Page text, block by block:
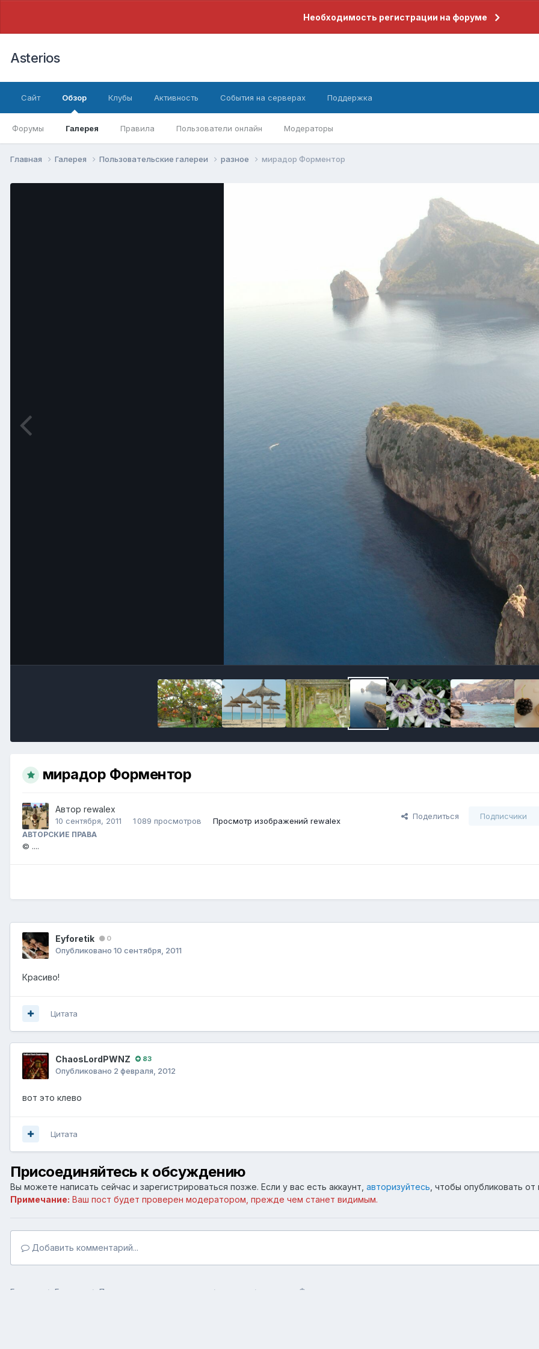
Необходимость регистрации на форуме
Asterios
Сайт Обзор
Форумы Галерея Правила Пользователи онлайн Модераторы
Клубы Активность События на серверах Поддержка
Главная Галерея Пользовательские галереи разное мирадор Форментор
мирадор Форментор
Автор rewalex
10 сентября, 2011 1 089 просмотров Просмотр изображений rewalex
Поделиться Подписчики
АВТОРСКИЕ ПРАВА
© ....
Eyforetik 0
Опубликовано 10 сентября, 2011
Красиво!
Цитата
ChaosLordPWNZ 83
Опубликовано 2 февраля, 2012
вот это клево
Цитата
Присоединяйтесь к обсуждению
Вы можете написать сейчас и зарегистрироваться позже. Если у вас есть аккаунт, авторизуйтесь , чтобы опубликовать
Примечание: Ваш пост будет проверен модератором, прежде чем станет видимым.
Добавить комментарий...
Главная Галерея Пользовательские галереи мирадор Форментор